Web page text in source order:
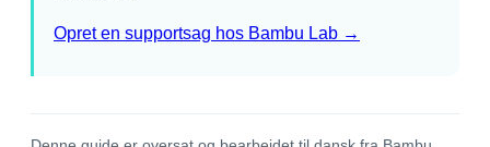
Opret en supportsag hos Bambu Lab →